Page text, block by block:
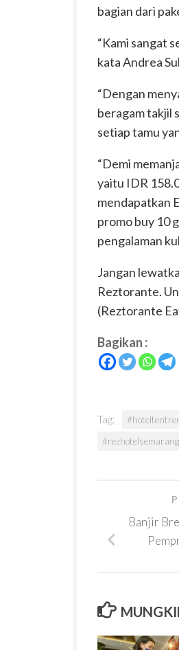
bagian dari
“Kami sangat
kata Andrea
“Dengan
beragam takjil
setiap tamu
“Demi
yaitu IDR
mendapatkan
promo buy 10
pengalaman
Jangan
Reztorante.
(Reztorante
Bagikan :
Tag:
#rezhotelsemarang
Banjir